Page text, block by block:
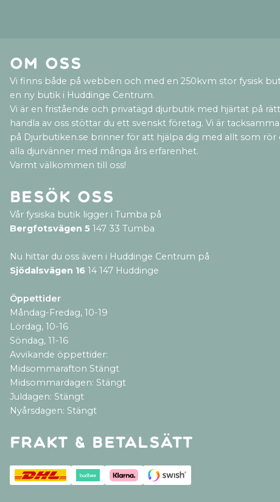
Om oss
Vi finns både på webben och med en 250kvm stor fysisk
en ny butik i Huddinge Centrum.
Vi är en fristående och privatägd djurbutik med hjärtat på
handla av oss stöttar du ett svenskt företag. Vi är
på Djurbutiken.se brinner för att hjälpa dig med allt som rör
alla djurvänner med många års erfarenhet.
Varmt välkommen till oss!
Besök oss
Vår fysiska butik ligger i Tumba på
Bergfotsvägen 5 147 33 Tumba
Nu hittar du oss även i Huddinge Centrum på
Sjödalsvägen 16 14 147 Huddinge
Öppettider
Måndag-Fredag, 10-19
Lördag, 10-16
Söndag, 11-16
Avvikande öppettider:
Midsommarafton Stängt
Midsommardagen: Stängt
Juldagen: Stängt
Nyårsdagen: Stängt
Frakt & betalsätt